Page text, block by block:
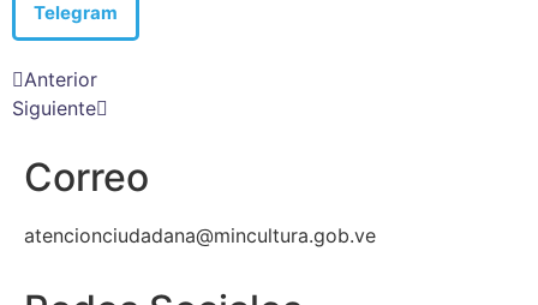
Telegram
Anterior
Siguiente
Correo
atencionciudadana@mincultura.gob.ve